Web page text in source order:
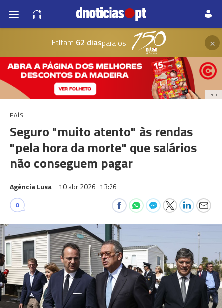
Faltam 62 diaspara os ×
PUB
PAÍS
Seguro "muito atento" às rendas
"pela hora da morte" que salários
não conseguem pagar
Agência Lusa 10 abr 2026 13:26
0